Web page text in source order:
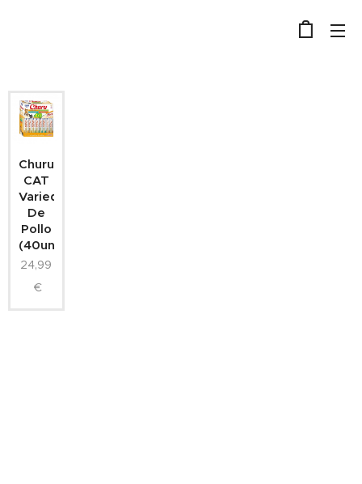
Churu
CAT
Variedades
De
Pollo
(40un)
24,99
€